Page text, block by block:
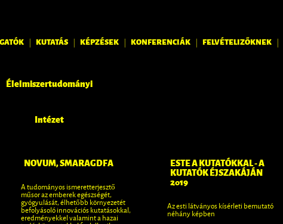
| KUTATÁS | KÉPZÉSEK | KONFERENCIÁK | FELVÉTELIZŐKNEK |
Élelmiszertudományi
Intézet
NOVUM, SMARAGDFA
A tudományos ismeretterjesztő
műsor az emberek egészségét,
gyógyulását, élhetőbb környezetét
befolyásoló innovációs kutatásokkal,
eredményekkel valamint a hazai
ESTE A KUTATÓKKAL - A
KUTATÓK ÉJSZAKÁJÁN
2019
Az esti látványos kísérleti bemutató
néhány képben